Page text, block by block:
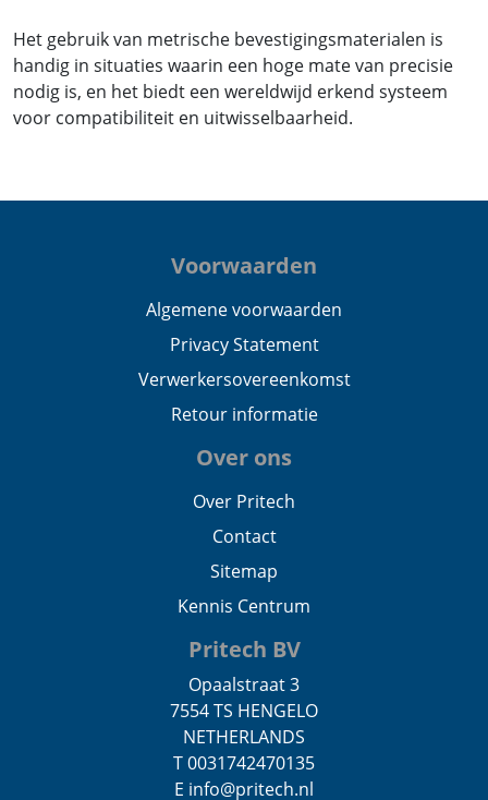
Het gebruik van metrische bevestigingsmaterialen is
handig in situaties waarin een hoge mate van precisie
nodig is, en het biedt een wereldwijd erkend systeem
voor compatibiliteit en uitwisselbaarheid.
Voorwaarden
Algemene voorwaarden
Privacy Statement
Verwerkersovereenkomst
Retour informatie
Over ons
Over Pritech
Contact
Sitemap
Kennis Centrum
Pritech BV
Opaalstraat 3
7554 TS HENGELO
NETHERLANDS
T 0031742470135
E info@pritech.nl